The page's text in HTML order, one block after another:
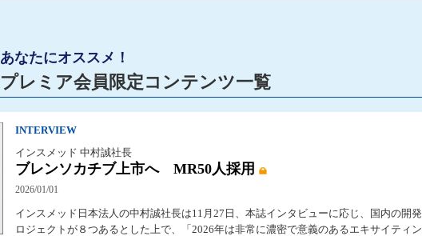
あなたにオススメ！
プレミア会員限定コンテンツ一覧
INTERVIEW
インスメッド 中村誠社長
ブレンソカチブ上市へ MR50人採用
2026/01/01
インスメッド日本法人の中村誠社長は11月27日、本誌インタビューに応じ、国内の開
ロジェクトが８つあるとした上で、「2026年は非常に濃密で意義のあるエキサイティ